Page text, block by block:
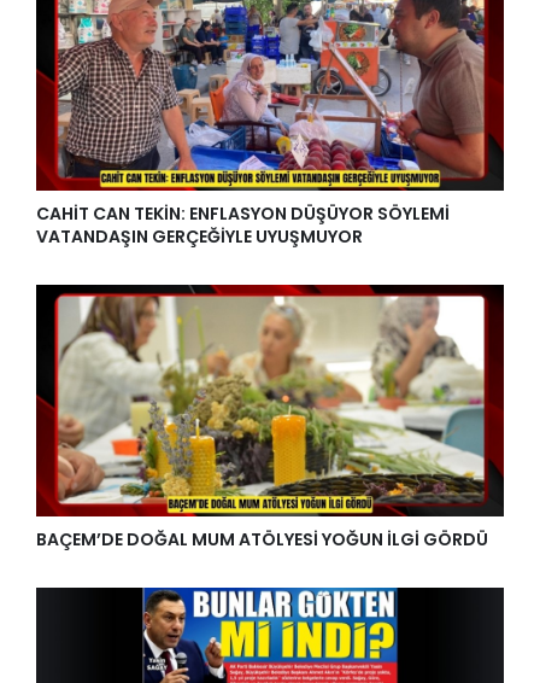
CAHİT CAN TEKİN: ENFLASYON DÜŞÜYOR SÖYLEMİ
VATANDAŞIN GERÇEĞİYLE UYUŞMUYOR
BAÇEM’DE DOĞAL MUM ATÖLYESİ YOĞUN İLGİ GÖRDÜ